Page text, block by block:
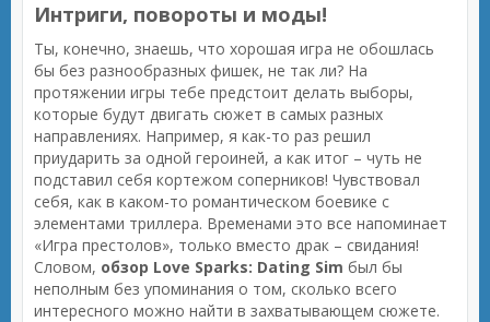
Интриги, повороты и моды!
Ты, конечно, знаешь, что хорошая игра не обошлась
бы без разнообразных фишек, не так ли? На
протяжении игры тебе предстоит делать выборы,
которые будут двигать сюжет в самых разных
направлениях. Например, я как-то раз решил
приударить за одной героиней, а как итог – чуть не
подставил себя кортежом соперников! Чувствовал
себя, как в каком-то романтическом боевике с
элементами триллера. Временами это все напоминает
«Игра престолов», только вместо драк – свидания!
Словом, обзор Love Sparks: Dating Sim был бы
неполным без упоминания о том, сколько всего
интересного можно найти в захватывающем сюжете.